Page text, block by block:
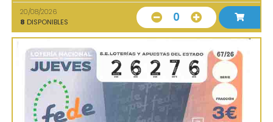
20/08/2026
8 DISPONIBLES 0